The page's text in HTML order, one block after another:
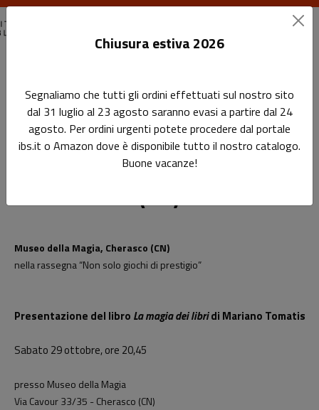
Presentazione del libro "La magia dei libri" a Cherasco (CN)
Presentazione del libro "La
magia dei libri" a Cherasco
(CN)
Sottotitolo non presente
Museo della Magia, Cherasco (CN)
nella rassegna “Non solo giochi di prestigio”
Presentazione del libro La magia dei libridi Mariano Tomatis
Sabato 29 ottobre, ore 20,45
presso Museo della Magia
Via Cavour 33/35 - Cherasco (CN)
Chiusura estiva 2026
Segnaliamo che tutti gli ordini effettuati sul nostro sito
dal 31 luglio al 23 agosto saranno evasi a partire dal 24
agosto. Per ordini urgenti potete procedere dal portale
ibs.it o Amazon dove è disponibile tutto il nostro catalogo.
Buone vacanze!